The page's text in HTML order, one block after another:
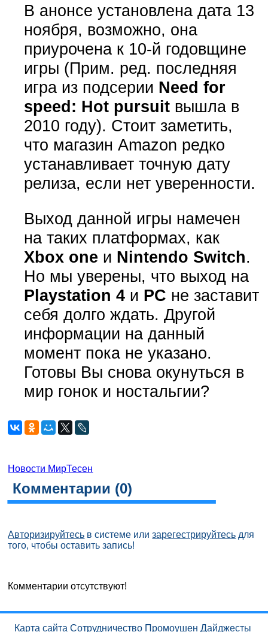
В анонсе установлена дата 13
ноября, возможно, она
приурочена к 10-й годовщине
игры (Прим. ред. последняя
игра из подсерии Need for
speed: Hot pursuitвышла в
2010 году). Стоит заметить,
что магазин Amazon редко
устанавливает точную дату
релиза, если нет уверенности.
Выход данной игры намечен
на таких платформах, как
Xbox one и Nintendo Switch.
Но мы уверены, что выход на
Playstation 4и PC не заставит
себя долго ждать. Другой
информации на данный
момент пока не указано.
Готовы Вы снова окунуться в
мир гонок и ностальгии?
Новости МирТесен
Комментарии (0)
Авторизируйтесь в системе илизарегестрируйтесь для
того, чтобы оставить запись!
Комментарии отсутствуют!
Карта сайта Сотрудничество Промоушен Дайджесты